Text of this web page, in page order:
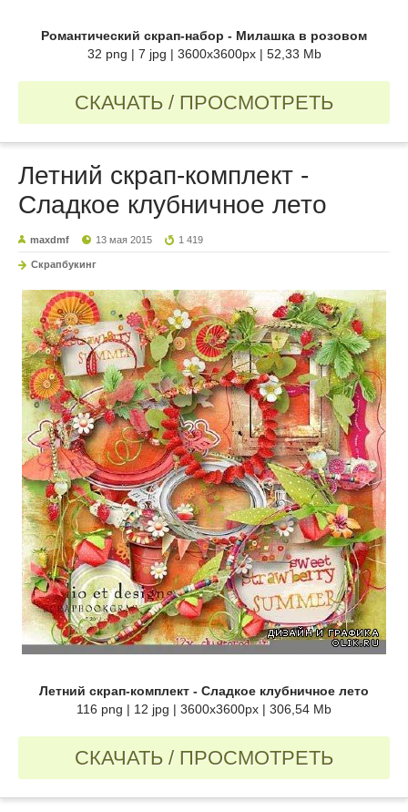
Романтический скрап-набор - Милашка в розовом
32 png | 7 jpg | 3600x3600px | 52,33 Mb
СКАЧАТЬ / ПРОСМОТРЕТЬ
Летний скрап-комплект -
Сладкое клубничное лето
maxdmf 13 мая 2015 1 419
Скрапбукинг
Летний скрап-комплект - Сладкое клубничное лето
116 png | 12 jpg | 3600x3600px | 306,54 Mb
СКАЧАТЬ / ПРОСМОТРЕТЬ